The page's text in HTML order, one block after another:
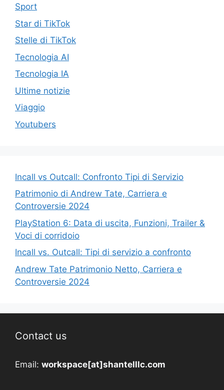
Sport
Star di TikTok
Stelle di TikTok
Tecnologia AI
Tecnologia IA
Ultime notizie
Viaggio
Youtubers
Incall vs Outcall: Confronto Tipi di Servizio
Patrimonio di Andrew Tate, Carriera e
Controversie 2024
PlayStation 6: Data di uscita, Funzioni, Trailer &
Voci di corridoio
Incall vs. Outcall: Tipi di servizio a confronto
Andrew Tate Patrimonio Netto, Carriera e
Controversie 2024
Contact us
Email: workspace[at]shantelllc.com